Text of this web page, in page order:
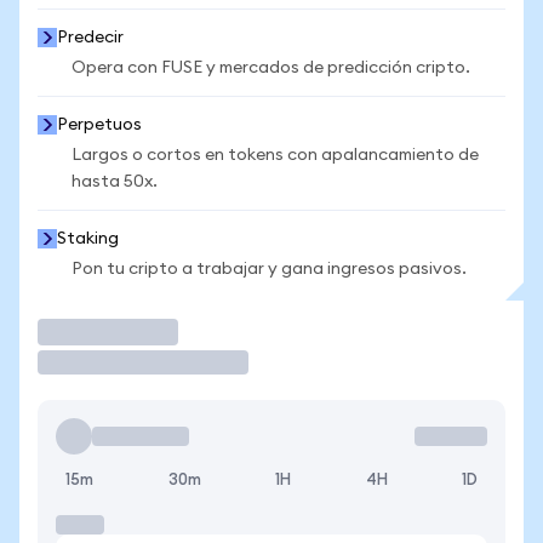
Predecir
Opera con FUSE y mercados de predicción cripto.
Perpetuos
Largos o cortos en tokens con apalancamiento de
hasta 50x.
Staking
Pon tu cripto a trabajar y gana ingresos pasivos.
15m 30m 1H 4H 1D